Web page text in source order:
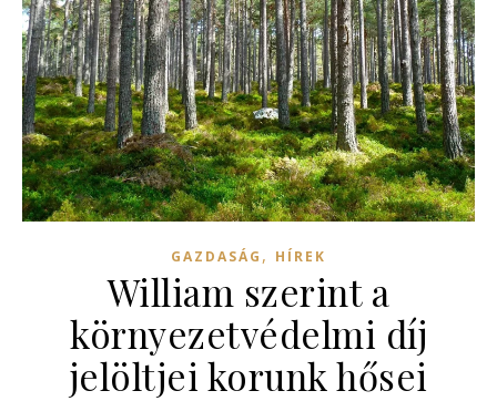
GAZDASÁG , HÍREK
William szerint a
környezetvédelmi díj
jelöltjei korunk hősei